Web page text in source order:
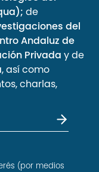
de
del
Andaluz de
Privada y de
, así como
charlas,
(por medios